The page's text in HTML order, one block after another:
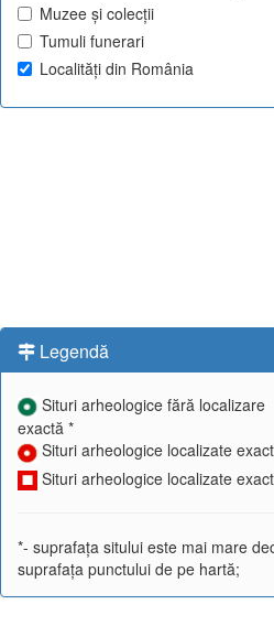
Muzee și colecții
Tumuli funerari
Localități din România
Legendă
Situri arheologice fără localizare
exactă *
Situri arheologice localizate
Situri arheologice localizate exact
*- suprafața sitului este mai mare
suprafața punctului de pe hartă;